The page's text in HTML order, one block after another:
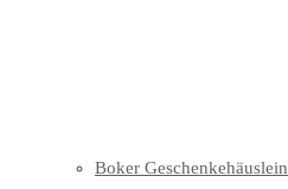
Boker Geschenkehäuslein